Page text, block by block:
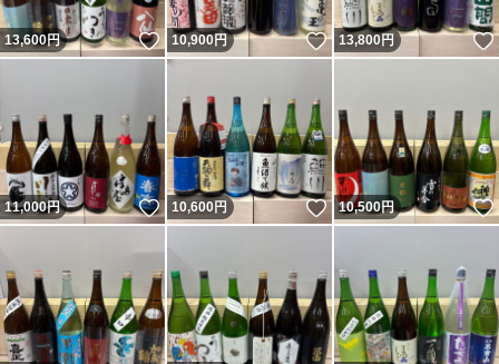
13,600円 いいね！
10,900円 いいね！
13,800円
11,000円 いいね！
10,600円 いいね！
10,500円